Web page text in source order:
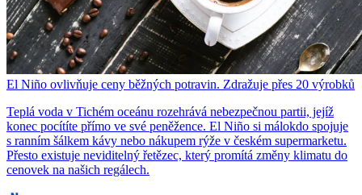
El Niño ovlivňuje ceny běžných potravin. Zdražuje přes 20 výrobků
Teplá voda v Tichém oceánu rozehrává nebezpečnou partii, jejíž
konec pocítíte přímo ve své peněžence. El Niño si málokdo spojuje
s ranním šálkem kávy nebo nákupem rýže v českém supermarketu.
Přesto existuje neviditelný řetězec, který promítá změny klimatu do
cenovek na našich regálech.